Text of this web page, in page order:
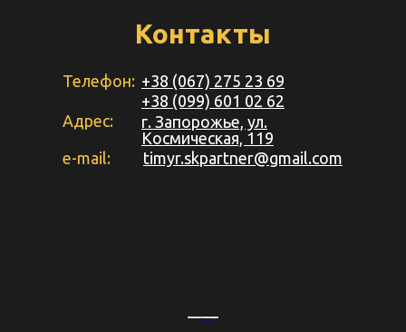
Контакты
Телефон:
Адрес:
+38 (067) 275 23 69
г. Запорожье, ул.
Космическая, 119
+38 (099) 601 02 62
e-mail: timyr.skpartner@gmail.com